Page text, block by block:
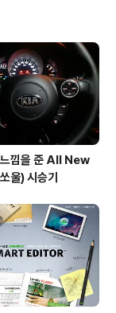
느낌을 준 All New
울) 시승기